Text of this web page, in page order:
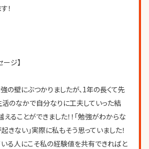
！
ージ】
の壁にぶつかりましたが、1年の長くて先
のなかで自分なりに工夫していった結
ることができました！！「勉強がわからな
きない」実際に私もそう思っていました！
る人にこそ私の経験値を共有できればと